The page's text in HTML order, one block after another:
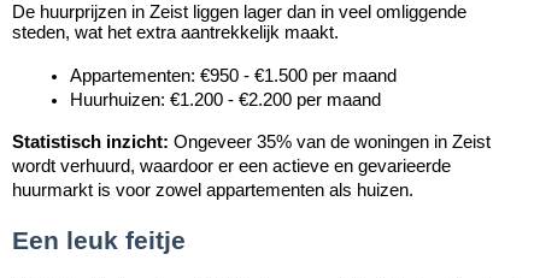
De huurprijzen in Zeist liggen lager dan in veel omliggende
steden, wat het extra aantrekkelijk maakt.
Appartementen: €950 - €1.500 per maand
Huurhuizen: €1.200 - €2.200 per maand
Statistisch inzicht: Ongeveer 35% van de woningen in Zeist
wordt verhuurd, waardoor er een actieve en gevarieerde
huurmarkt is voor zowel appartementen als huizen.
Een leuk feitje